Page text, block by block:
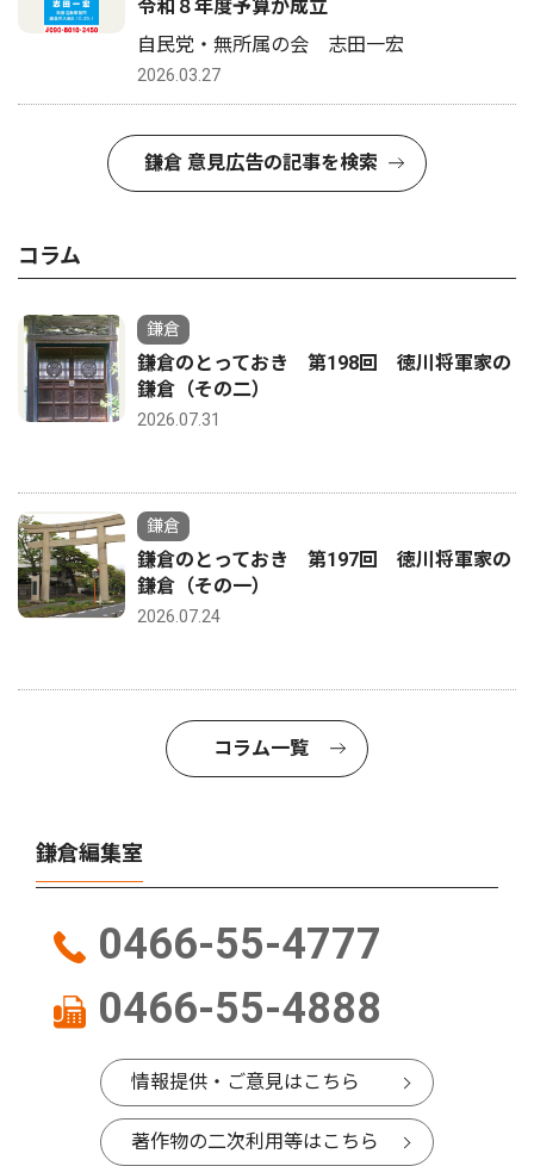
令和８年度予算が成立
自民党・無所属の会 志田一宏
2026.03.27
鎌倉 意見広告の記事を検索
コラム
鎌倉
鎌倉のとっておき 第198回 徳川将軍家の
鎌倉（その二）
2026.07.31
鎌倉
鎌倉のとっておき 第197回 徳川将軍家の
鎌倉（その一）
2026.07.24
コラム一覧
鎌倉編集室
0466-55-4777
0466-55-4888
情報提供・ご意見はこちら
著作物の二次利用等はこちら